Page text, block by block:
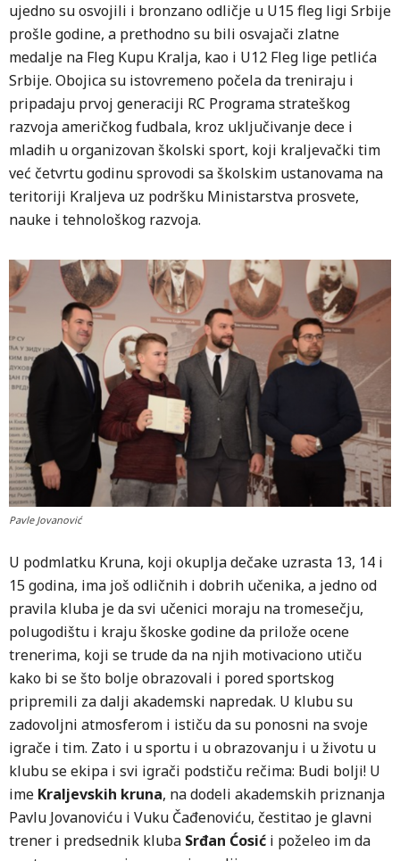
ujedno su osvojili i bronzano odličje u U15 fleg ligi Srbije
prošle godine, a prethodno su bili osvajači zlatne
medalje na Fleg Kupu Kralja, kao i U12 Fleg lige petlića
Srbije. Obojica su istovremeno počela da treniraju i
pripadaju prvoj generaciji RC Programa strateškog
razvoja američkog fudbala, kroz uključivanje dece i
mladih u organizovan školski sport, koji kraljevački tim
već četvrtu godinu sprovodi sa školskim ustanovama na
teritoriji Kraljeva uz podršku Ministarstva prosvete,
nauke i tehnološkog razvoja.
Pavle Jovanović
U podmlatku Kruna, koji okuplja dečake uzrasta 13, 14 i
15 godina, ima još odličnih i dobrih učenika, a jedno od
pravila kluba je da svi učenici moraju na tromesečju,
polugodištu i kraju škoske godine da prilože ocene
trenerima, koji se trude da na njih motivaciono utiču
kako bi se što bolje obrazovali i pored sportskog
pripremili za dalji akademski napredak. U klubu su
zadovoljni atmosferom i ističu da su ponosni na svoje
igrače i tim. Zato i u sportu i u obrazovanju i u životu u
klubu se ekipa i svi igrači podstiču rečima: Budi bolji! U
ime Kraljevskih kruna, na dodeli akademskih priznanja
Pavlu Jovanoviću i Vuku Čađenoviću, čestitao je glavni
trener i predsednik kluba Srđan Ćosić i poželeo im da